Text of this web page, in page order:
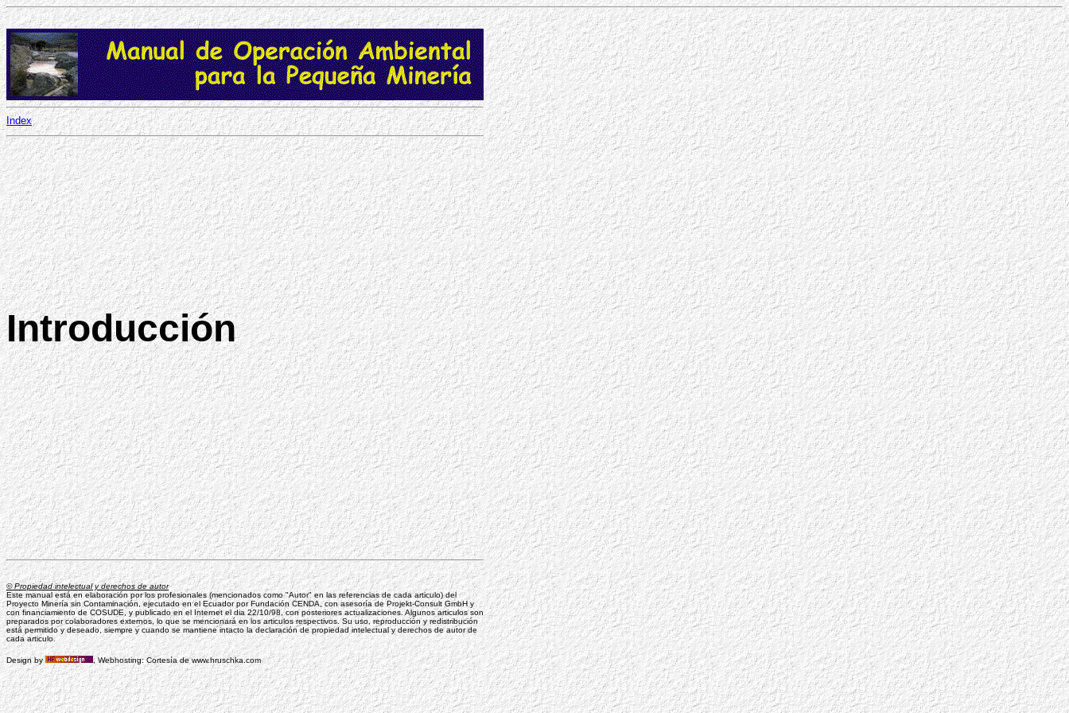
Index
Introducción
© Propiedad intelectual y derechos de autor
Este manual está en elaboración por los profesionales (mencionados como "Autor" en las referencias de cada articulo) del
Proyecto Minería sin Contaminación, ejecutado en el Ecuador por Fundación CENDA, con asesoría de Projekt-Consult GmbH y
con financiamiento de COSUDE, y publicado en el Internet el dia 22/10/98, con posteriores actualizaciones. Algunos articulos son
preparados por colaboradores externos, lo que se mencionará en los articulos respectivos. Su uso, reproducción y redistribución
está permitido y deseado, siempre y cuando se mantiene intacto la declaración de propiedad intelectual y derechos de autor de
cada articulo.
Design by , Webhosting: Cortesía de www.hruschka.com